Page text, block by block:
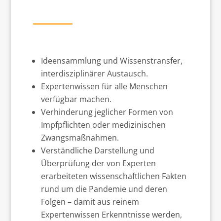
Ideensammlung und Wissenstransfer,
interdisziplinärer Austausch.
Expertenwissen für alle Menschen
verfügbar machen.
Verhinderung jeglicher Formen von
Impfpflichten oder medizinischen
Zwangsmaßnahmen.
Verständliche Darstellung und
Überprüfung der von Experten
erarbeiteten wissenschaftlichen Fakten
rund um die Pandemie und deren
Folgen – damit aus reinem
Expertenwissen Erkenntnisse werden,